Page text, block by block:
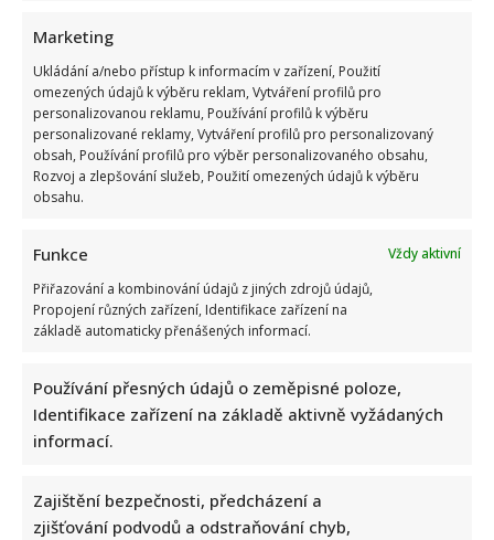
Marketing
Ukládání a/nebo přístup k informacím v zařízení, Použití
omezených údajů k výběru reklam, Vytváření profilů pro
personalizovanou reklamu, Používání profilů k výběru
personalizované reklamy, Vytváření profilů pro personalizovaný
obsah, Používání profilů pro výběr personalizovaného obsahu,
Rozvoj a zlepšování služeb, Použití omezených údajů k výběru
obsahu.
Funkce
Vždy aktivní
Přiřazování a kombinování údajů z jiných zdrojů údajů,
Propojení různých zařízení, Identifikace zařízení na
základě automaticky přenášených informací.
Používání přesných údajů o zeměpisné poloze,
Identifikace zařízení na základě aktivně vyžádaných
informací.
Zajištění bezpečnosti, předcházení a
zjišťování podvodů a odstraňování chyb,